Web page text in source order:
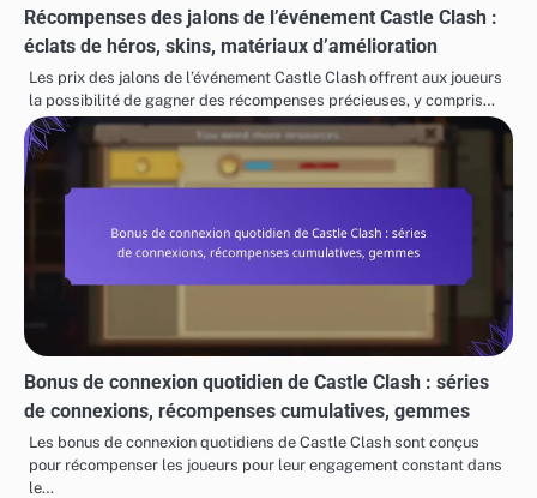
Récompenses des jalons de l’événement Castle Clash :
éclats de héros, skins, matériaux d’amélioration
Les prix des jalons de l’événement Castle Clash offrent aux joueurs
la possibilité de gagner des récompenses précieuses, y compris…
Bonus de connexion quotidien de Castle Clash : séries
de connexions, récompenses cumulatives, gemmes
Les bonus de connexion quotidiens de Castle Clash sont conçus
pour récompenser les joueurs pour leur engagement constant dans
le…